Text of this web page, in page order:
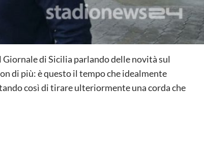
di Sicilia parlando delle novità sul
di più: è questo il tempo che idealmente
così di tirare ulteriormente una corda che